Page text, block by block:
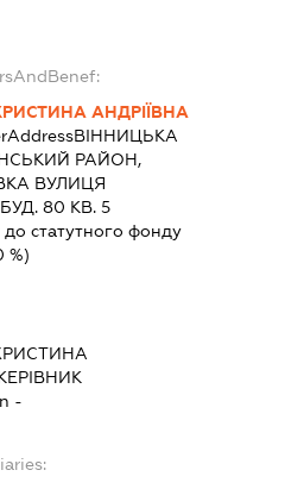
АНДРІЇВНА
ВІННИЦЬКА
РАЙОН,
ВУЛИЦЯ
80 КВ. 5
до статутного фонду
%)
-